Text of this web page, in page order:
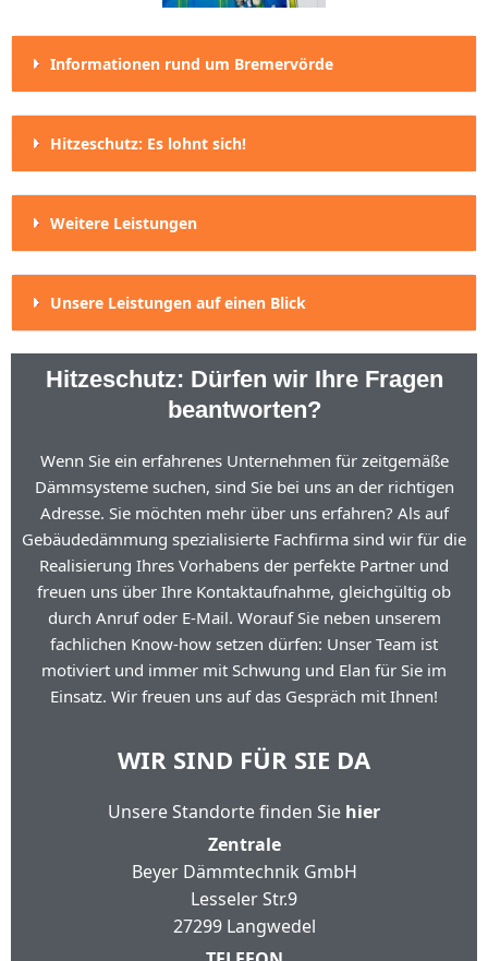
Informationen rund um Bremervörde
Hitzeschutz: Es lohnt sich!
Weitere Leistungen
Unsere Leistungen auf einen Blick
Hitzeschutz: Dürfen wir Ihre Fragen
beantworten?
Wenn Sie ein erfahrenes Unternehmen für zeitgemäße
Dämmsysteme suchen, sind Sie bei uns an der richtigen
Adresse. Sie möchten mehr über uns erfahren? Als auf
Gebäudedämmung spezialisierte Fachfirma sind wir für die
Realisierung Ihres Vorhabens der perfekte Partner und
freuen uns über Ihre Kontaktaufnahme, gleichgültig ob
durch Anruf oder E-Mail. Worauf Sie neben unserem
fachlichen Know-how setzen dürfen: Unser Team ist
motiviert und immer mit Schwung und Elan für Sie im
Einsatz. Wir freuen uns auf das Gespräch mit Ihnen!
WIR SIND FÜR SIE DA
Unsere Standorte finden Sie hier
Zentrale
Beyer Dämmtechnik GmbH
Lesseler Str.9
27299 Langwedel